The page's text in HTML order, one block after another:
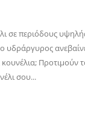
σε περιόδους
υδράργυρος
Προτιμούν
σου...